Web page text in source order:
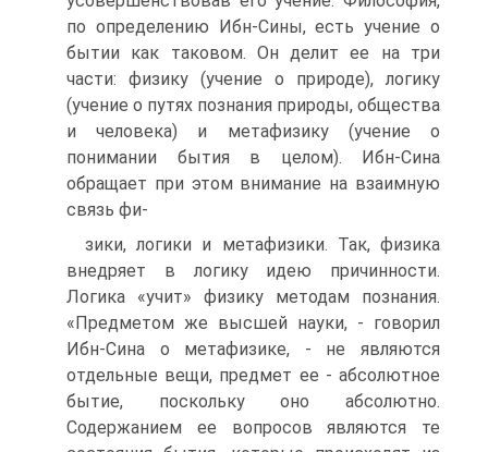
по определению Ибн-Сины, есть учение о
бытии как таковом. Он делит ее на три
части: физику (учение о приро­де), логику
(учение о путях познания природы, общества
и че­ловека) и метафизику (учение о
понимании бытия в целом). Ибн-Сина
обращает при этом внимание на взаимную
связь фи-
зики, логики и метафизики. Так, физика
внедряет в логику идею причинности.
Логика «учит» физику методам познания.
«Предметом же высшей науки, - говорил
Ибн-Сина о метафи­зике, - не являются
отдельные вещи, предмет ее - абсолютное
бытие, поскольку оно абсолютно.
Содержанием ее вопросов яв­ляются те